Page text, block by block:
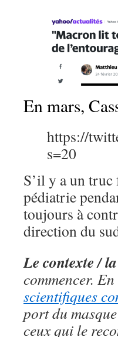
En mars,
https://
s=20
S’il y a un truc
pédiatrie
toujours à
direction du
Le contexte /
commencer. En
scientifiques
port du
ceux qui le